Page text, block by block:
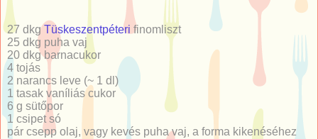
27 dkgTüskeszentpéteri finomliszt
25 dkg puha vaj
20 dkg barnacukor
4 tojás
2 narancs leve (~ 1 dl)
1 tasak vaníliás cukor
6 g sütőpor
1 csipet só
pár csepp olaj, vagy kevés puha vaj, a forma kikenéséhez